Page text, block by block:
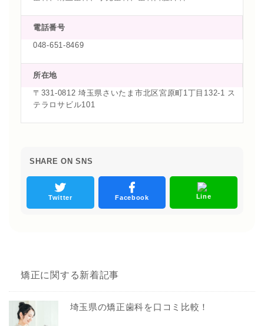
電話番号
048-651-8469
所在地
〒331-0812 埼玉県さいたま市北区宮原町1丁目132-1 ス
テラロサビル101
SHARE ON SNS
Twitter Facebook Line
矯正に関する新着記事
埼玉県の矯正歯科を口コミ比較！